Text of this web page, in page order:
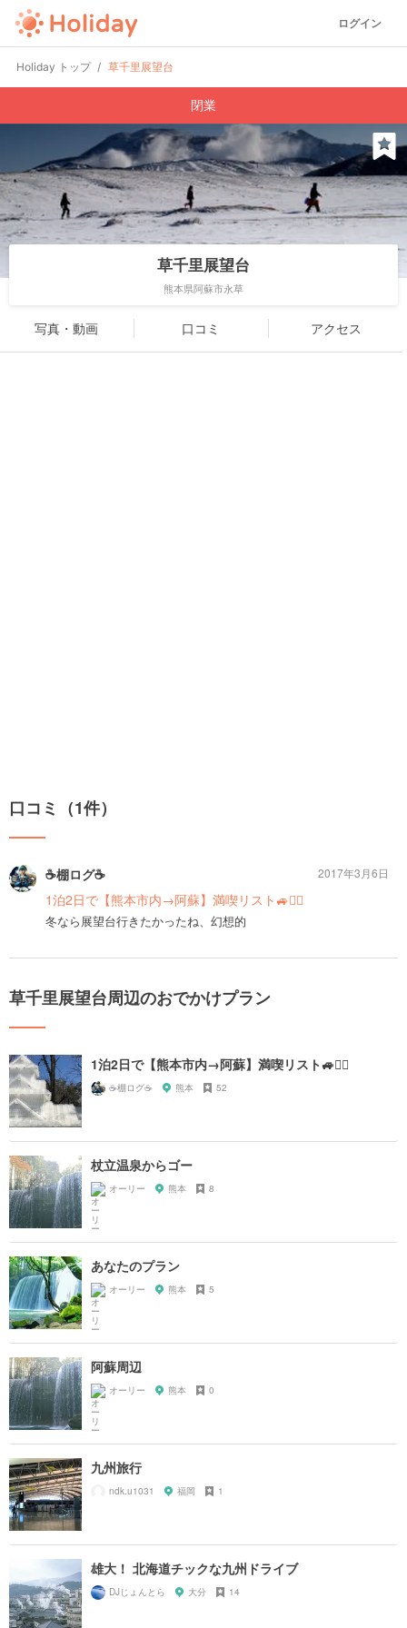
ログイン
Holiday トップ 草千里展望台
閉業
草千里展望台
熊本県阿蘇市永草
写真・動画 口コミ アクセス
口コミ（1件）
☕️棚ログ☕️
1泊2日で【熊本市内→阿蘇】満喫リスト🚙☝🏻️
冬なら展望台行きたかったね、幻想的
2017年3月6日
草千里展望台周辺のおでかけプラン
1泊2日で【熊本市内→阿蘇】満喫リスト🚙☝🏻️
☕️棚ログ☕️ 熊本 52
杖立温泉からゴー
オーリー 熊本 8
あなたのプラン
オーリー 熊本 5
阿蘇周辺
オーリー 熊本 0
九州旅行
ndk.u1031 福岡 1
雄大！ 北海道チックな九州ドライブ
DJじょんとら 大分 14